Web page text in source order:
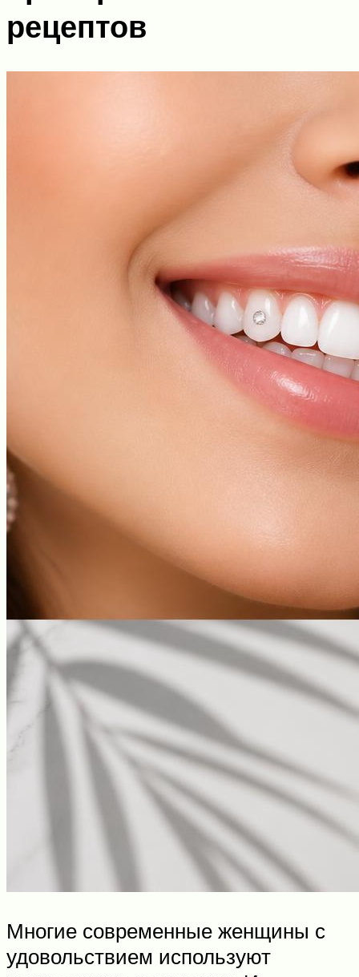
рецептов
Многие современные женщины с
удовольствием используют